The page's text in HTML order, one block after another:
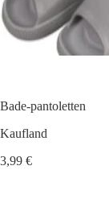
Bade-pantoletten
Kaufland
3,99 €